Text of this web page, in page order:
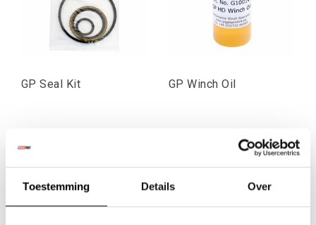
Toestemming Details Over
GP Seal Kit
€15,70
Incl. btw
GP Winch Oil
Incl. btw